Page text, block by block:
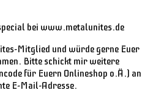
bei www.metalunites.de
Mitglied und würde gerne Euer
Bitte schickt mir weitere
für Euern Onlineshop o.Ä.) an
E-Mail-Adresse.